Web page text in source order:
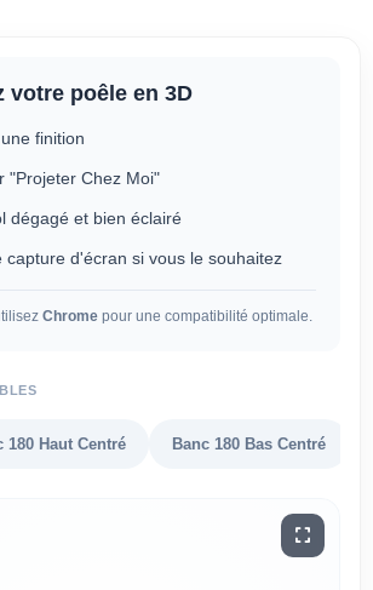
votre poêle en 3D
finition
"Projeter Chez Moi"
dégagé et bien éclairé
capture d'écran si vous le souhaitez
Chrome pour une compatibilité optimale.
180 Haut Centré Banc 180 Bas Centré